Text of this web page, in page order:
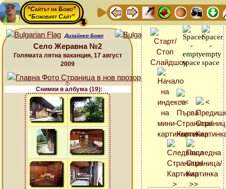
“Сайтът на Божо”
“Божовият Сайт”
Дизайнер Божо
Село Жеравна №2
Голямата лятна ваканция, 17 август
2009
Снимки в албума (19):